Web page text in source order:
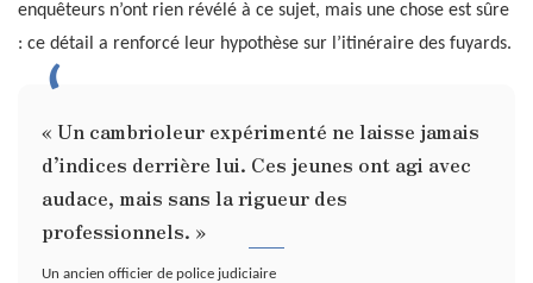
enquêteurs n’ont rien révélé à ce sujet, mais une chose est sûre
: ce détail a renforcé leur hypothèse sur l’itinéraire des fuyards.
« Un cambrioleur expérimenté ne laisse jamais
d’indices derrière lui. Ces jeunes ont agi avec
audace, mais sans la rigueur des
professionnels. »
Un ancien officier de police judiciaire